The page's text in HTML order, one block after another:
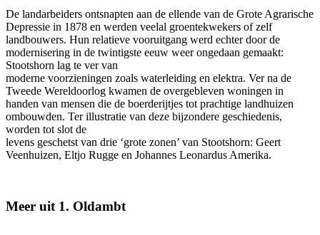
De landarbeiders ontsnapten aan de ellende van de Grote Agrarische
Depressie in 1878 en werden veelal groentekwekers of zelf
landbouwers. Hun relatieve vooruitgang werd echter door de
modernisering in de twintigste eeuw weer ongedaan gemaakt:
Stootshorn lag te ver van
moderne voorzieningen zoals waterleiding en elektra. Ver na de
Tweede Wereldoorlog kwamen de overgebleven woningen in
handen van mensen die de boerderijtjes tot prachtige landhuizen
ombouwden. Ter illustratie van deze bijzondere geschiedenis,
worden tot slot de
levens geschetst van drie ‘grote zonen’ van Stootshorn: Geert
Veenhuizen, Eltjo Rugge en Johannes Leonardus Amerika.
Meer uit 1. Oldambt